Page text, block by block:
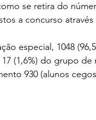
se retira do
a concurso
especial, 1048
(1,6%) do grupo de
930 (alunos